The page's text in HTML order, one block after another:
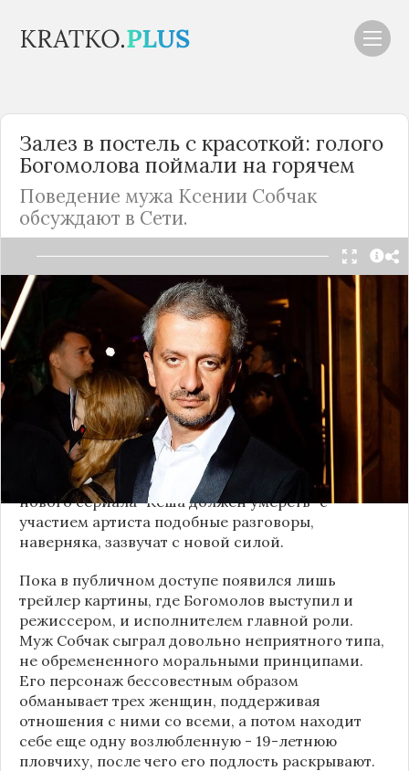
Залез в постель с красоткой: голого
Богомолова поймали на горячем
Поведение мужа Ксении Собчак
обсуждают в Сети.
Читать в Telegram
Константин Богомолов вот уже четыре года
состоит в браке с Ксенией Собчак. Роман пары
начинался с громкого скандала, поскольку
режиссер увел журналистку у Максима
Виторгана, однако с тех пор никаких перипетий
семейной жизни супругов не случалось.
Впрочем, публика все равно иногда подозревает
пару в скором разводе, а после выхода на экраны
нового сериала "Кеша должен умереть" с
участием артиста подобные разговоры,
наверняка, зазвучат с новой силой.
Пока в публичном доступе появился лишь
трейлер картины, где Богомолов выступил и
режиссером, и исполнителем главной роли.
Муж Собчак сыграл довольно неприятного типа,
не обремененного моральными принципами.
Его персонаж бессовестным образом
обманывает трех женщин, поддерживая
отношения с ними со всеми, а потом находит
себе еще одну возлюбленную - 19-летнюю
пловчиху, после чего его подлость раскрывают.